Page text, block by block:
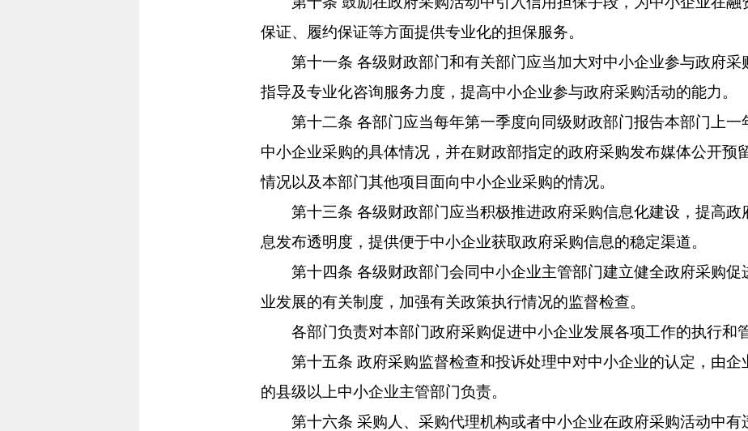
保证、履约保证等方面提供专业化的担保服务。
第十一条 各级财政部门和有关部门应当加大对中小企业参与政府采
指导及专业化咨询服务力度，提高中小企业参与政府采购活动的能力。
第十二条 各部门应当每年第一季度向同级财政部门报告本部门上一
中小企业采购的具体情况，并在财政部指定的政府采购发布媒体公开预
情况以及本部门其他项目面向中小企业采购的情况。
第十三条 各级财政部门应当积极推进政府采购信息化建设，提高政
息发布透明度，提供便于中小企业获取政府采购信息的稳定渠道。
第十四条 各级财政部门会同中小企业主管部门建立健全政府采购促
业发展的有关制度，加强有关政策执行情况的监督检查。
各部门负责对本部门政府采购促进中小企业发展各项工作的执行和管
第十五条 政府采购监督检查和投诉处理中对中小企业的认定，由企
的县级以上中小企业主管部门负责。
第十六条 采购人、采购代理机构或者中小企业在政府采购活动中有